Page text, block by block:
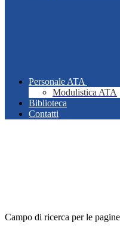
Personale ATA
Modulistica ATA
Biblioteca
Contatti
Campo di ricerca per le